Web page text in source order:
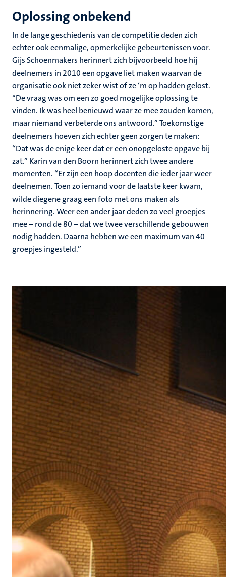
Oplossing onbekend
In de lange geschiedenis van de competitie deden zich
echter ook eenmalige, opmerkelijke gebeurtenissen voor.
Gijs Schoenmakers herinnert zich bijvoorbeeld hoe hij
deelnemers in 2010 een opgave liet maken waarvan de
organisatie ook niet zeker wist of ze ‘m op hadden gelost.
“De vraag was om een zo goed mogelijke oplossing te
vinden. Ik was heel benieuwd waar ze mee zouden komen,
maar niemand verbeterde ons antwoord.” Toekomstige
deelnemers hoeven zich echter geen zorgen te maken:
“Dat was de enige keer dat er een onopgeloste opgave bij
zat.” Karin van den Boorn herinnert zich twee andere
momenten. “Er zijn een hoop docenten die ieder jaar weer
deelnemen. Toen zo iemand voor de laatste keer kwam,
wilde diegene graag een foto met ons maken als
herinnering. Weer een ander jaar deden zo veel groepjes
mee – rond de 80 – dat we twee verschillende gebouwen
nodig hadden. Daarna hebben we een maximum van 40
groepjes ingesteld.”